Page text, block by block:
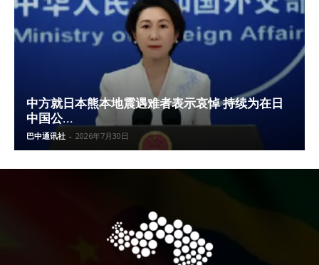
中方就日本熊本地震遇难者表示哀悼 持续为在日
中国公...
巴中通讯社 - 2026年7月30日